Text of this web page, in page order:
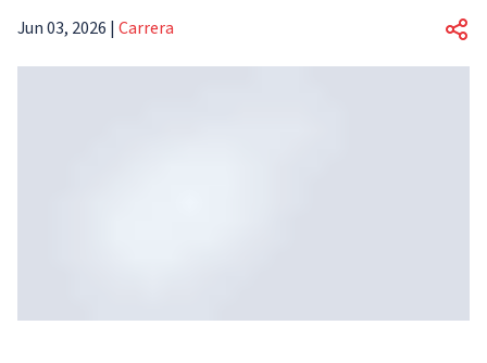
Jun 03, 2026 | Carrera